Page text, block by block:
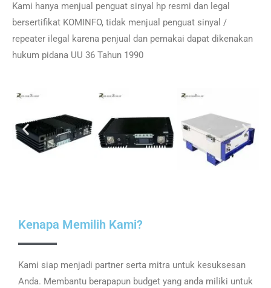
Kami hanya menjual penguat sinyal hp resmi dan legal
bersertifikat KOMINFO, tidak menjual penguat sinyal /
repeater ilegal karena penjual dan pemakai dapat dikenakan
hukum pidana UU 36 Tahun 1990
Kenapa Memilih Kami?
Kami siap menjadi partner serta mitra untuk kesuksesan
Anda. Membantu berapapun budget yang anda miliki untuk